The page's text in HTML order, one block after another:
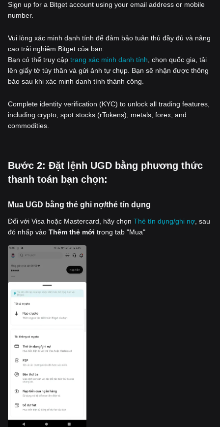
Sign up for a Bitget account using your email address or mobile
number.
Vui lòng xác minh danh tính để đảm bảo tuân thủ đầy đủ và nâng
cao trải nghiệm Bitget của bạn.
Bạn có thể truy cập trang xác minh danh tính , chọn quốc gia, tải
lên giấy tờ tùy thân và gửi ảnh tự chụp. Bạn sẽ nhận được thông
báo sau khi xác minh danh tính thành công.
Complete identity verification (KYC) to unlock all trading features,
including crypto, spot stocks (rTokens), metals, forex, and
commodities.
‌Bước 2: Đặt lệnh UGD bằng phương thức
thanh toán bạn chọn:
Mua UGD bằng thẻ ghi nợ/thẻ tín dụng
Đối với Visa hoặc Mastercard, hãy chọn Thẻ tín dụng/ghi nợ , sau
đó nhấp vào Thêm thẻ mới trong tab "Mua"